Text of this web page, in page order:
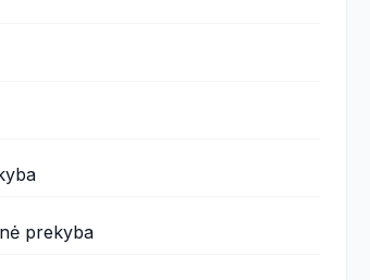
prekyba